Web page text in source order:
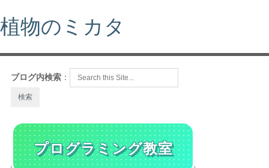
植物のミカタ
ブログ内検索 ：
プログラミング教室